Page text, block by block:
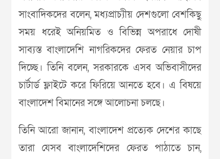
সাংবাদিকদের বলেন, মধ্যপ্রাচ্যীয় দেশগুলো বেশকিছু
সময় ধরেই অনিয়মিত ও বিভিন্ন অপরাধে দোষী
সাব্যস্ত বাংলাদেশি নাগরিকদের ফেরত নেয়ার চাপ
দিচ্ছে। তিনি বলেন, সরকারকে এসব অভিবাসীদের
চার্টার্ড ফ্লাইটে করে ফিরিয়ে আনতে হবে। এ বিষয়ে
বাংলাদেশ বিমানের সঙ্গে আলোচনা চলছে।
তিনি আরো জানান, বাংলাদেশ প্রত্যেক দেশের কাছে
তারা যেসব বাংলাদেশিদের ফেরত পাঠাতে চান,